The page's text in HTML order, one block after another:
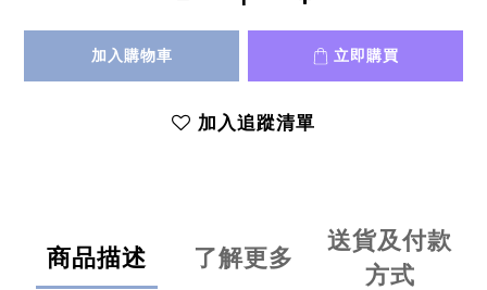
加入購物車 立即購買
加入追蹤清單
商品描述 了解更多
送貨及付款
方式